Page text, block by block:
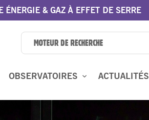
ÉNERGIE & GAZ À EFFET DE SERRE
OBSERVATOIRES ACTUALITÉS